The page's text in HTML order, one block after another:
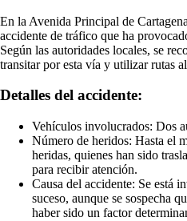
En la Avenida Principal de
accidente de tráfico que ha
Según las autoridades locales, se
transitar por esta vía y utilizar rutas
Detalles del accidente:
Vehículos involucrados: Dos
Número de heridos: Hasta el
heridas, quienes han sido
para recibir atención.
Causa del accidente: Se está
suceso, aunque se sospecha
haber sido un factor